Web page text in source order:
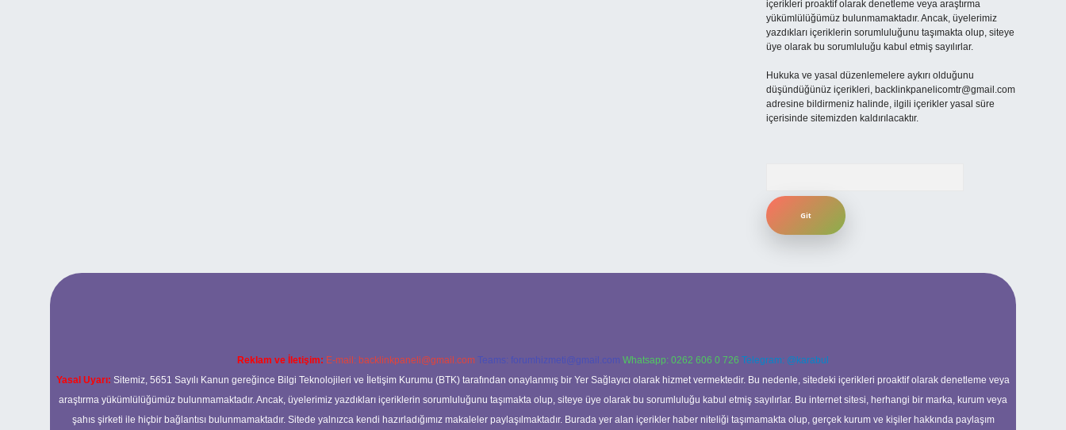
içerikleri proaktif olarak denetleme veya araştırma
yükümlülüğümüz bulunmamaktadır. Ancak, üyelerimiz
yazdıkları içeriklerin sorumluluğunu taşımakta olup, siteye
üye olarak bu sorumluluğu kabul etmiş sayılırlar.
Hukuka ve yasal düzenlemelere aykırı olduğunu
düşündüğünüz içerikleri, backlinkpanelicomtr@gmail.com
adresine bildirmeniz halinde, ilgili içerikler yasal süre
içerisinde sitemizden kaldırılacaktır.
Reklam ve İletişim: E-mail: backlinkpaneli@gmail.com Teams: forumhizmeti@gmail.com Whatsapp: 0262 606 0 726 Telegram: @karabul
Yasal Uyarı: Sitemiz, 5651 Sayılı Kanun gereğince Bilgi Teknolojileri ve İletişim Kurumu (BTK) tarafından onaylanmış bir Yer Sağlayıcı olarak hizmet vermektedir. Bu nedenle, sitedeki içerikleri proaktif olarak denetleme veya
araştırma yükümlülüğümüz bulunmamaktadır. Ancak, üyelerimiz yazdıkları içeriklerin sorumluluğunu taşımakta olup, siteye üye olarak bu sorumluluğu kabul etmiş sayılırlar. Bu internet sitesi, herhangi bir marka, kurum veya
şahıs şirketi ile hiçbir bağlantısı bulunmamaktadır. Sitede yalnızca kendi hazırladığımız makaleler paylaşılmaktadır. Burada yer alan içerikler haber niteliği taşımamakta olup, gerçek kurum ve kişiler hakkında paylaşım